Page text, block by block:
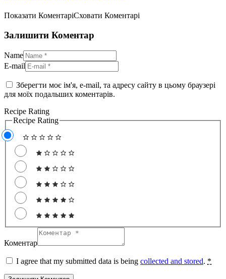
Показати КоментаріСховати Коментарі
Залишити Коментар
Name
E-mail
Зберегти моє ім'я, e-mail, та адресу сайту в цьому браузері
для моїх подальших коментарів.
Recipe Rating
Recipe Rating
Коментар
I agree that my submitted data is being collected and stored. *